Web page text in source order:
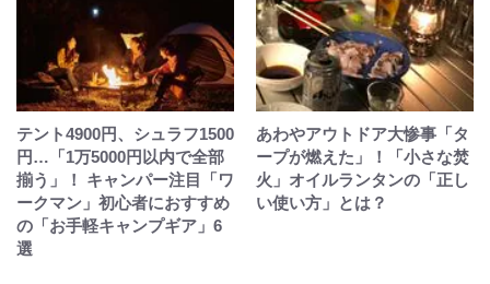
テント4900円、シュラフ1500
円…「1万5000円以内で全部
揃う」！ キャンパー注目「ワ
ークマン」初心者におすすめ
の「お手軽キャンプギア」6
選
あわやアウトドア大惨事「タ
ープが燃えた」！「小さな焚
火」オイルランタンの「正し
い使い方」とは？